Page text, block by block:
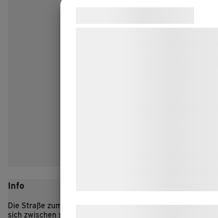
Info
Die Straße zum eisenzeitlichen Dorf Lethra schlängelt
sich zwischen sanften Hügeln hindurch, und zu beiden